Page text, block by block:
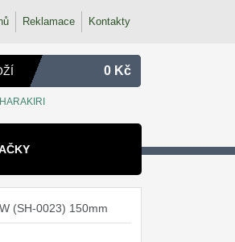
Reklamace Kontakty
0 Kč
(SH-0023) 150mm